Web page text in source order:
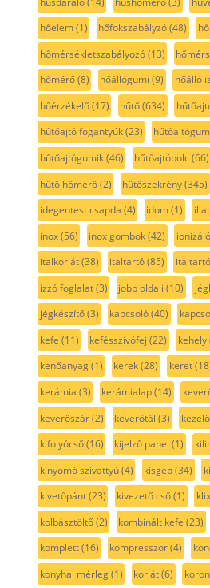
hőelem(1) hőfokszabályzó(48)
hőmérsékletszabályozó(13)
hőmérő(8) hőállógumi (9) hőálló
hőérzékelő(17) hűtő(634)
hűtőajtó fogantyúk(23)
hűtőajtógumik(46) hűtőajtópolc(66)
hűtő hőmérő(2) hűtőszekrény(345)
idegentest csapda (4) idom(1)
inox(56) inox gombok(42)
italkorlát(38) italtartó(85)
izzó foglalat(3) jobb oldali (10)
jégkészítő(3) kapcsoló(40)
kefe (11) kefésszívófej (22) kehely
kenőanyag(1) kerek(28) keret
kerámia (3) kerámialap(14)
keverőszár(2) keverőtál (3)
kifolyócső(16) kijelző panel (1)
kinyomó szivattyú(4) kisgép(34)
kivetőpánt(23) kivezető cső(1)
kolbásztöltő(2) kombinált kefe (23)
komplett(16) kompresszor(4)
konyhai mérleg(1) korlát(6)